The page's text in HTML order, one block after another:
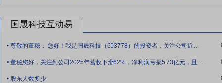
域转型，积极参与山水林田湖草沙一体化保护修复，结合光伏治沙、
要点7：科研技术创新优势
公司高度重视技术研发与产品创新，加强
件封装技术、CVD多层镀膜技术、高阻水光转提效封装技术、纳米
权专利97项，其中发明专利9项，实用新型88项。同时，公司与业内
国晟科技互动易
. 尊敬的董秘： 您好！我是国晟科技（603778）的投资者，关注公司近期发展，现咨
. 董秘您好，关注到公司2025年营收下滑62%，净利润亏损5.73亿元，且主营业务
. 股东人数多少